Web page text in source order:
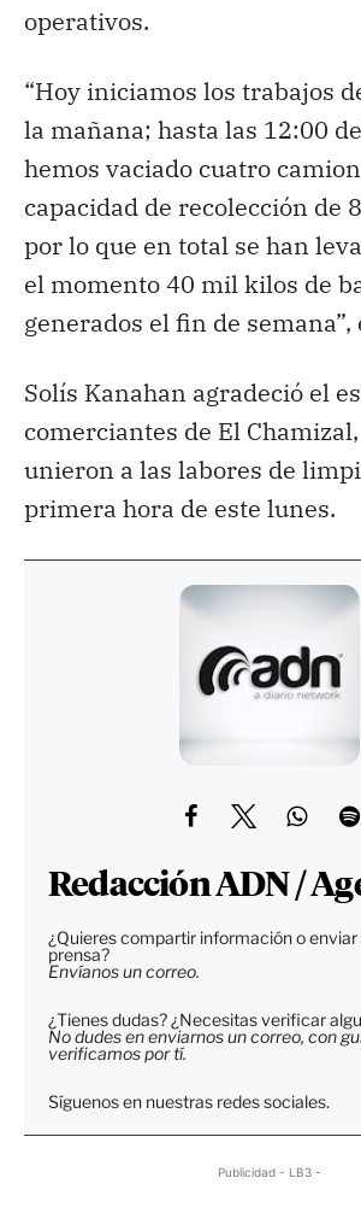
operativos.
“Hoy iniciamos los trabajos
la mañana; hasta las 12:00
hemos vaciado cuatro
capacidad de recolección de
por lo que en total se han
el momento 40 mil kilos de
generados el fin de semana”,
Solís Kanahan agradeció el
comerciantes de El
unieron a las labores de
primera hora de este lunes.
Redacción ADN /
¿Quieres compartir información o enviar
prensa?
Envíanos un correo.
¿Tienes dudas? ¿Necesitas verificar
No dudes en enviarnos un correo, con
verificamos por tí.
Síguenos en nuestras redes sociales.
Publicidad - LB3 -